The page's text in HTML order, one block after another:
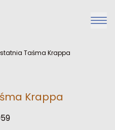
Taśma Krappa
Krappa